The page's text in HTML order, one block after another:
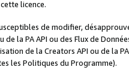
licence.
de modifier,
la PA API ou des Flux de
de la Creators API ou de la
les Politiques du Programme).